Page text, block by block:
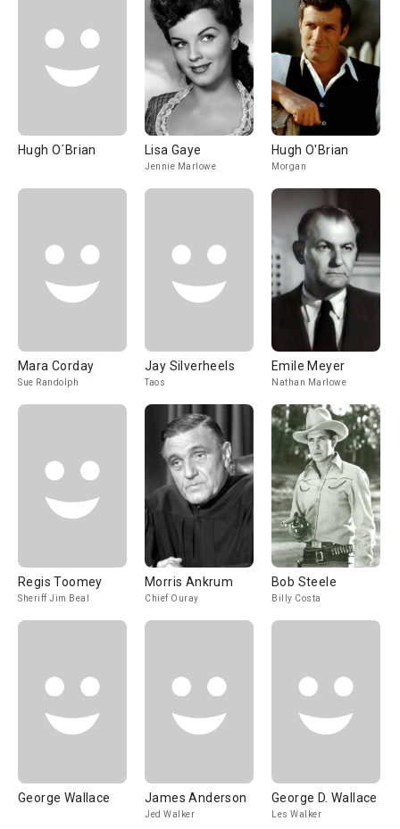
Hugh O´Brian Lisa Gaye
Jennie Marlowe
Hugh O'Brian
Morgan
Mara Corday
Sue Randolph
Jay Silverheels
Taos
Emile Meyer
Nathan Marlowe
Regis Toomey
Sheriff Jim Beal
Morris Ankrum
Chief Ouray
Bob Steele
Billy Costa
George Wallace James Anderson
Jed Walker
George D. Wallace
Les Walker